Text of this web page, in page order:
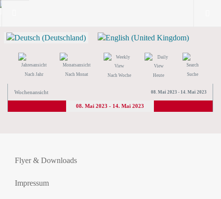
Nach Jahr Nach Monat Nach Woche Heute Suche
Wochenansicht 08. Mai 2023 - 14. Mai 2023
08. Mai 2023 - 14. Mai 2023
Flyer & Downloads
Impressum